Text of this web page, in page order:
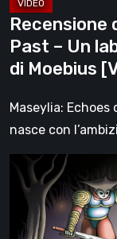
verticale
con
l’anima
di
Recensione
Past – Un
di Moebius
Maseylia:
nasce con
Cesto
Recensione: